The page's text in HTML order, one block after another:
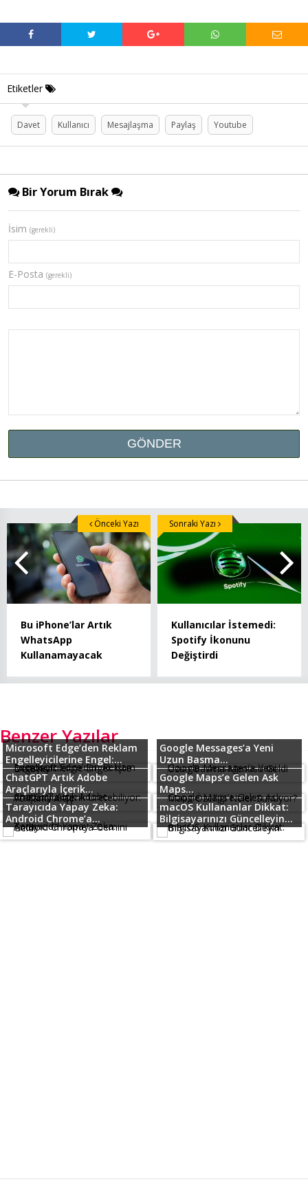
Etiketler
Davet Kullanıcı Mesajlaşma Paylaş Youtube
Bir Yorum Bırak
İsim (gerekli)
E-Posta (gerekli)
Bu iPhone’lar Artık
WhatsApp
Kullanamayacak
Önceki Yazı
Kullanıcılar İstemedi:
Spotify İkonunu
Değiştirdi
Sonraki Yazı
Benzer Yazılar
Microsoft Edge’den Reklam
Engelleyicilerine Engel:...
Google Messages’a Yeni
Uzun Basma...
ChatGPT Artık Adobe
Araçlarıyla İçerik...
Google Maps’e Gelen Ask
Maps...
Tarayıcıda Yapay Zeka:
Android Chrome’a...
macOS Kullananlar Dikkat:
Bilgisayarınızı Güncelleyin...